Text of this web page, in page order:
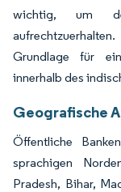
wichtig, um
Grundlage für
innerhalb des
Geografische
Öffentliche
sprachigen
Pradesh, Bihar,